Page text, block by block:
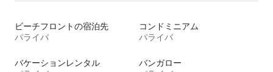
ビーチフロントの宿泊先
パライバ
コンドミニアム
パライバ
バケーションレンタル
バンガロー